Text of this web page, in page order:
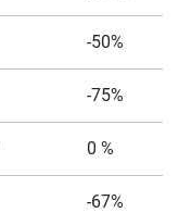
-50%
-75%
0 %
-67%